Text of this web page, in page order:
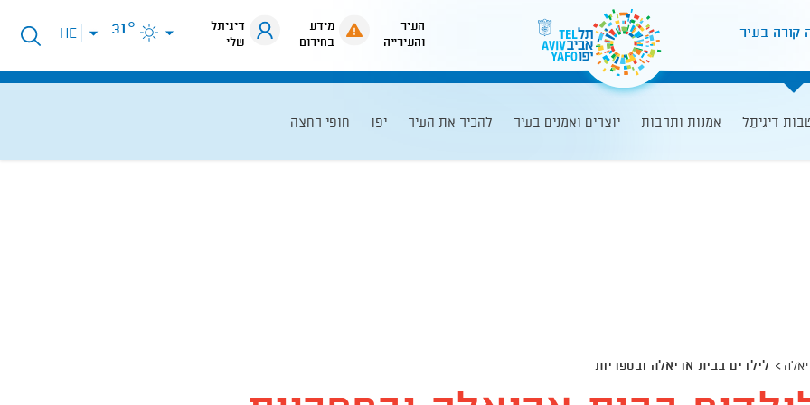
קורה בעיר
העיר
והעירייה
מידע
בחירום
דיגיתל
שלי
31°
פתיחת
תפריט
HE
דיגיתֵל אמנות ותרבות יוצרים ואמנים בעיר להכיר את העיר יפו חופי רחצה
לילדים בבית אריאלה ובספריות